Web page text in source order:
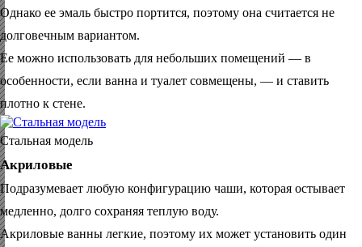
Однако ее эмаль быстро портится, поэтому она считается не
долговечным вариантом.
Ее можно использовать для небольших помещений — в
особенности, если ванна и туалет совмещены, — и ставить
плотно к стене.
Стальная модель
Акриловые
Подразумевает любую конфигурацию чаши, которая остывает
медленно, долго сохраняя теплую воду.
Акриловые ванны легкие, поэтому их может установить один